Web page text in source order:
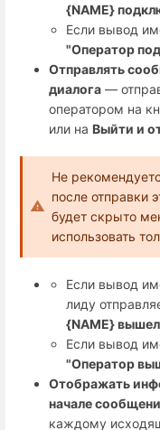
{NAME}
Если вывод
"Оператор
Отправлять
диалога —
оператором на
или на Выйти и
Не
после отправки
будет скрыто
использовать
Если вывод
лиду
{NAME} вышел
Если вывод
"Оператор
Отображать
начале
каждому